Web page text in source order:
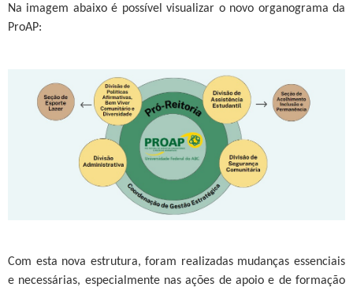
Na imagem abaixo é possível visualizar o novo organograma da
ProAP:
Com esta nova estrutura, foram realizadas mudanças essenciais
e necessárias, especialmente nas ações de apoio e de formação